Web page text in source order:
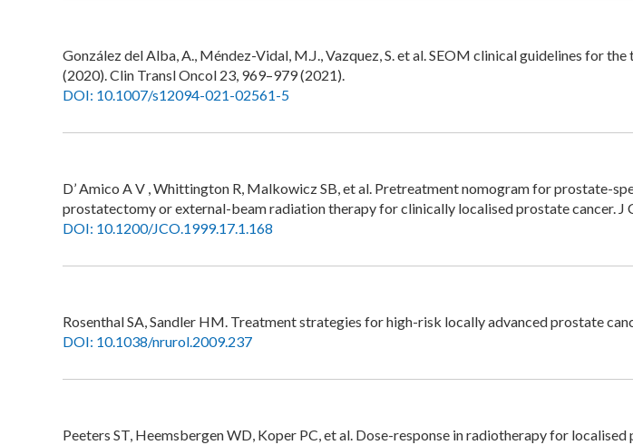
González del Alba, A., Méndez-Vidal, M.J., Vazquez, S. et al. SEOM clinical guidelines for
(2020). Clin Transl Oncol 23, 969–979 (2021).
DOI: 10.1007/s12094-021-02561-5
D’ Amico A V , Whittington R, Malkowicz SB, et al. Pretreatment nomogram for prostate-
prostatectomy or external-beam radiation therapy for clinically localised prostate cancer. J
DOI: 10.1200/JCO.1999.17.1.168
Rosenthal SA, Sandler HM. Treatment strategies for high-risk locally advanced prostate
DOI: 10.1038/nrurol.2009.237
Peeters ST, Heemsbergen WD, Koper PC, et al. Dose-response in radiotherapy for